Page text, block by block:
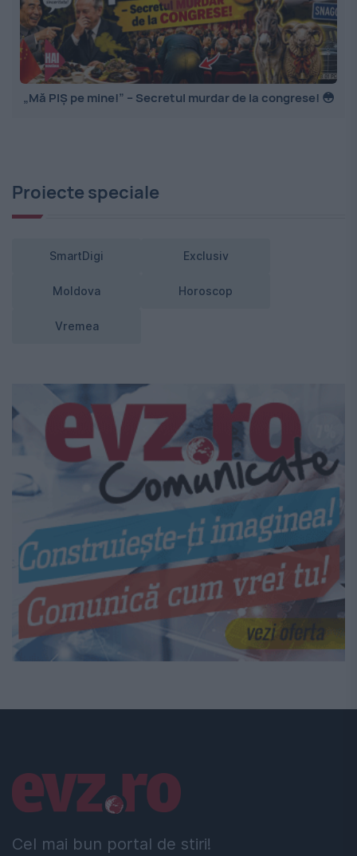
„Mă PIȘ pe mine!” – Secretul murdar de la congrese! 😳
Proiecte speciale
SmartDigi Exclusiv
Moldova Horoscop
Vremea
Cel mai bun portal de stiri!
Linkuri utile